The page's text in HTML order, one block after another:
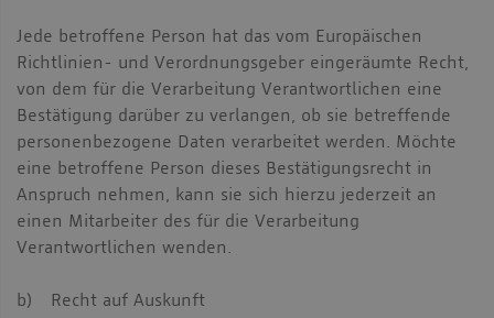
Jede betroffene Person hat das vom Europäischen
Richtlinien- und Verordnungsgeber eingeräumte Recht,
von dem für die Verarbeitung Verantwortlichen eine
Bestätigung darüber zu verlangen, ob sie betreffende
personenbezogene Daten verarbeitet werden. Möchte
eine betroffene Person dieses Bestätigungsrecht in
Anspruch nehmen, kann sie sich hierzu jederzeit an
einen Mitarbeiter des für die Verarbeitung
Verantwortlichen wenden.
b) Recht auf Auskunft